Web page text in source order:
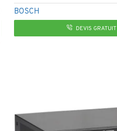
BOSCH
DEVIS GRATUIT